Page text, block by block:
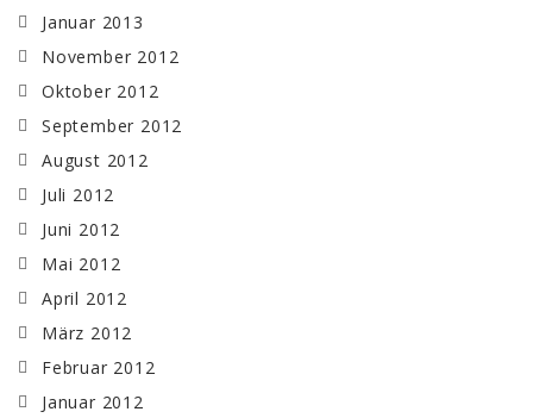
Januar 2013
November 2012
Oktober 2012
September 2012
August 2012
Juli 2012
Juni 2012
Mai 2012
April 2012
März 2012
Februar 2012
Januar 2012